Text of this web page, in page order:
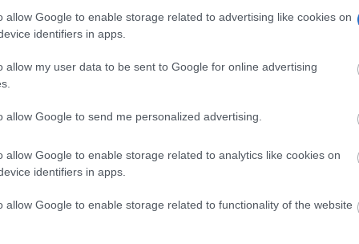
allow Google to enable storage related to advertising like cookies on
identifiers in apps.
allow my user data to be sent to Google for online advertising
allow Google to send me personalized advertising.
allow Google to enable storage related to analytics like cookies on
identifiers in apps.
allow Google to enable storage related to functionality of the website
su felicitación a los galardonados, poniendo en